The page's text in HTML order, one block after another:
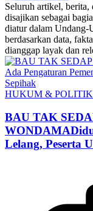
‎Seluruh artikel,
disajikan sebagai
diatur dalam Undang-
berdasarkan data,
dianggap layak dan
HUKUM & POLITIK
BAU TAK
Lelang, Peserta